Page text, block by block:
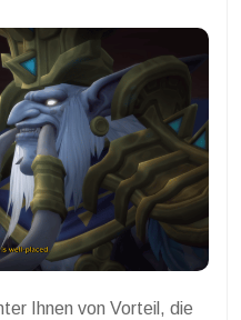
Ihnen von Vorteil, die